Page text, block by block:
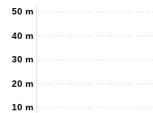
10 m
20 m
30 m
40 m
50 m